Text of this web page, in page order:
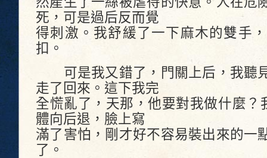
死，可是過后反而覺
得刺激。我舒緩了一下麻木的雙手
扣。
可是我又錯了，門關上后，我聽
走了回來。這下我完
全慌亂了，天那，他要對我做什麼？
體向后退，臉上寫
滿了害怕，剛才好不容易裝出來的一
了。